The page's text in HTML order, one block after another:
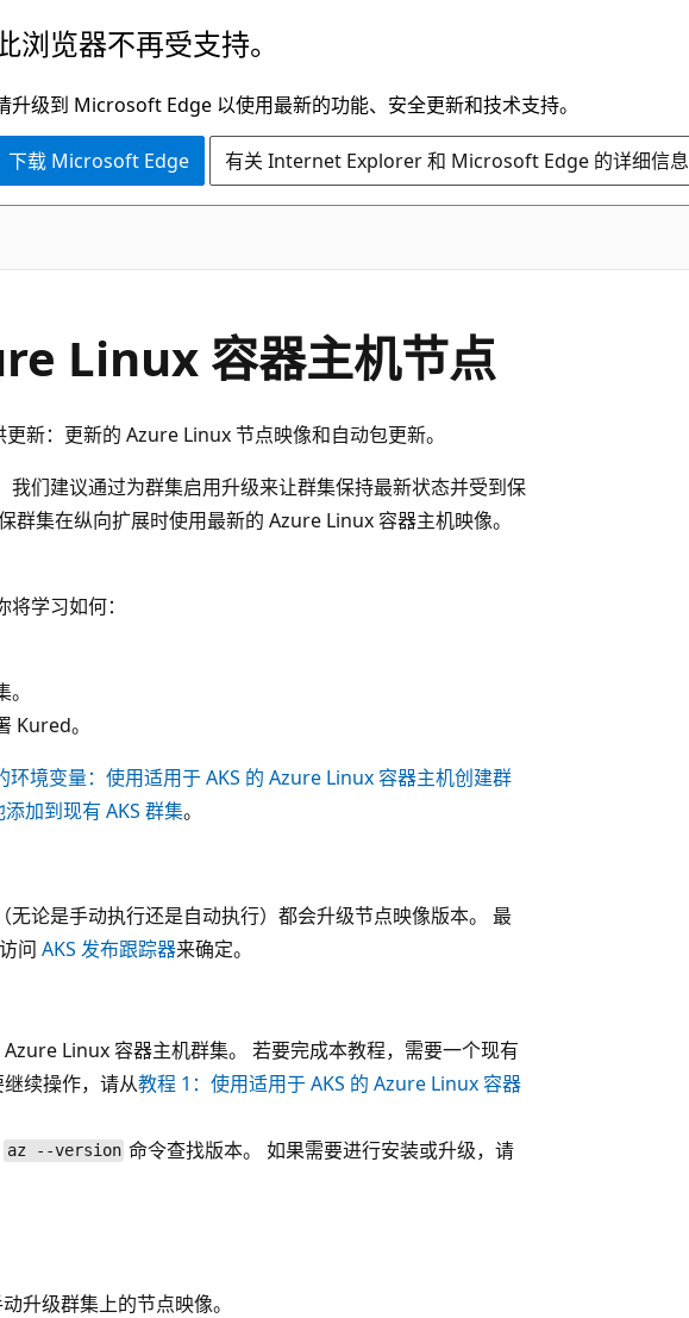
浏览器不再受支持。
升级到 Microsoft Edge 以使用最新的功能、安全更新和技术支持。
下载 Microsoft Edge 有关 Internet Explorer 和 Microsoft Edge 的详细信息
Linux 容器主机节点
新：更新的 Azure Linux 节点映像和自动包更新。
们建议通过为群集启用升级来让群集保持最新状态并受到保
群集在纵向扩展时使用最新的 Azure Linux 容器主机映像。
将学习如何：
Kured。
境变量：使用适用于 AKS 的 Azure Linux 容器主机创建群
加到现有 AKS 群集。
论是手动执行还是自动执行）都会升级节点映像版本。 最
问 AKS 发布跟踪器来确定。
Linux 容器主机群集。 若要完成本教程，需要一个现有
续操作，请从教程 1：使用适用于 AKS 的 Azure Linux 容器
az --version 命令查找版本。 如果需要进行安装或升级，请
升级群集上的节点映像。